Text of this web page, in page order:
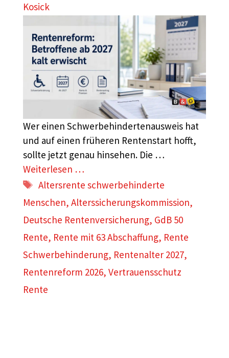
Kosick
Wer einen Schwerbehindertenausweis hat
und auf einen früheren Rentenstart hofft,
sollte jetzt genau hinsehen. Die …
Weiterlesen …
Schlagwörter
Altersrente schwerbehinderte
Menschen, Alterssicherungskommission,
Deutsche Rentenversicherung, GdB 50
Rente, Rente mit 63 Abschaffung, Rente
Schwerbehinderung, Rentenalter 2027,
Rentenreform 2026, Vertrauensschutz
Rente